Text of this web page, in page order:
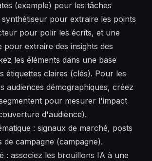
(exemple) pour les tâches
pour extraire les points
pour polir les écrits, et une
pour extraire des insights des
les éléments dans une base
étiquettes claires (clés). Pour les
audiences démographiques, créez
pour mesurer l'impact
d'audience).
: signaux de marché, posts
de campagne (campagne).
: associez les brouillons IA à une